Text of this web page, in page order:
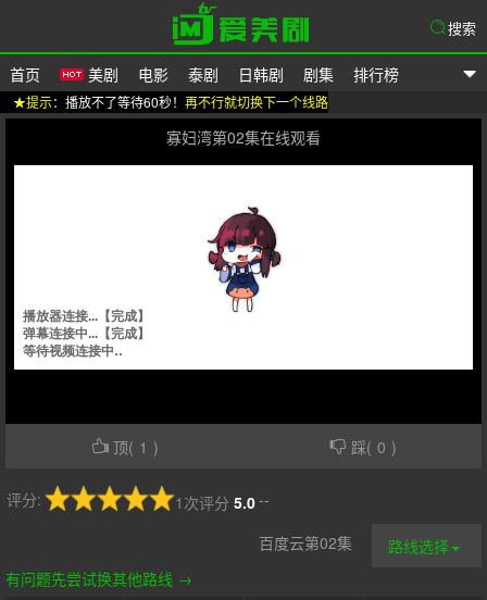
爱美剧
首页 美剧 电影 泰剧 日韩剧 剧集 排行榜
搜索
★提示：播放不了等待60秒！ 再不行就切换下一个线路
寡妇湾第02集在线观看
顶( 1 ) 踩( 0 )
评分: 5.0
1次评分 --
路线选择
百度云第02集
有问题先尝试换其他路线 →